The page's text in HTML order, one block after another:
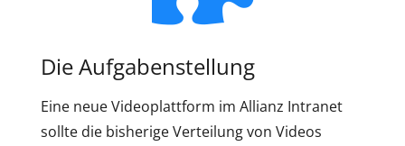
Die Aufgabenstellung
Eine neue Videoplattform im Allianz Intranet
sollte die bisherige Verteilung von Videos